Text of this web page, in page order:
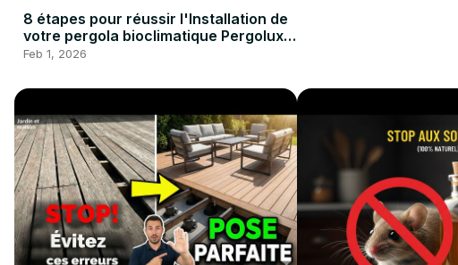
8 étapes pour réussir l'Installation de
votre pergola bioclimatique Pergolux
#pergola #bricolage
Feb 1, 2026